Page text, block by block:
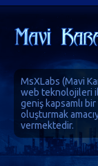
MsXLabs (Mavi
web teknolojileri
geniş kapsamlı
oluşturmak
vermektedir.